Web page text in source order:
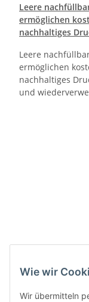
Leere
ermöglichen
nachhaltiges
Leere
ermöglichen
nachhaltiges
und
Wie wir
Wir übermitteln